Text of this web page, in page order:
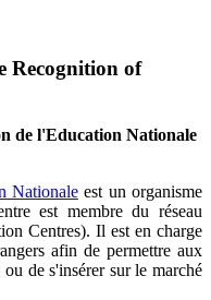
Recognition of
de l'Education Nationale
Nationaleest un organisme
est membre du réseau
Centres). Il est en charge
afin de permettre aux
de s'insérer sur le marché